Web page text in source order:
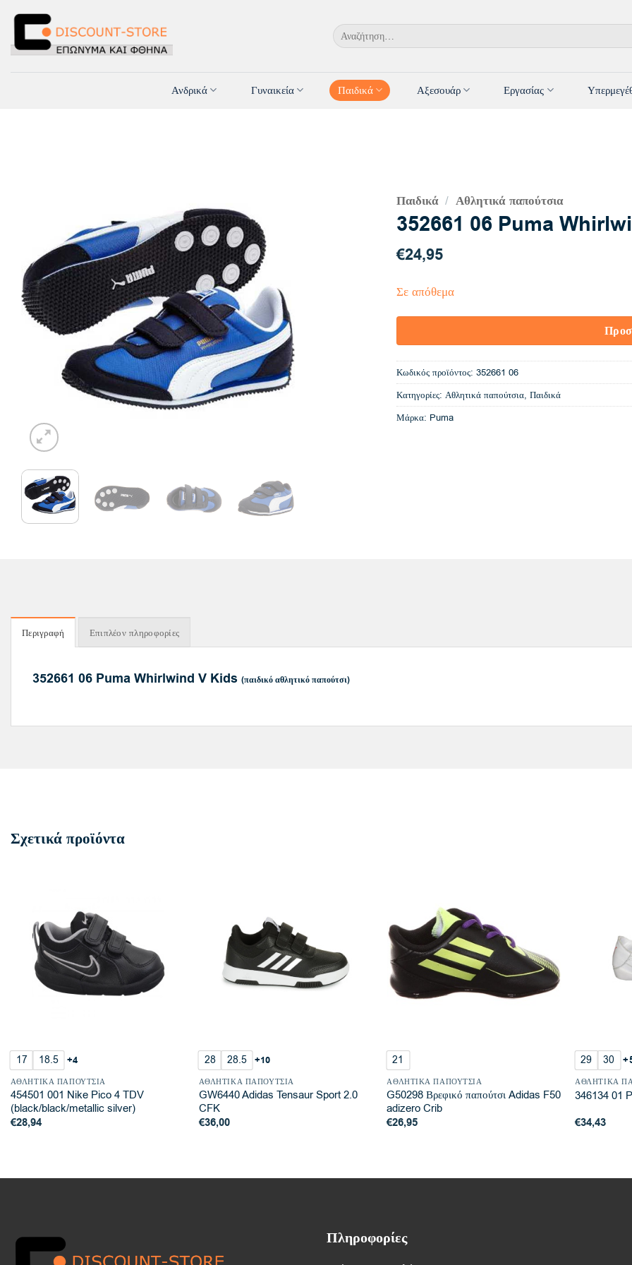
στο
περιεχόμενο
Αναζήτηση
για:
Ανδρικά Γυναικεία Παιδικά Αξεσουάρ Εργασίας
Παιδικά / Αθλητικά παπούτσια
352661 06 Puma
€24,95
Σε απόθεμα
Κωδικός προϊόντος: 352661 06
Κατηγορίες: Αθλητικά παπούτσια, Παιδικά
Μάρκα: Puma
Περιγραφή Επιπλέον πληροφορίες
352661 06 Puma Whirlwind V Kids (παιδικό αθλητικό παπούτσι)
Σχετικά προϊόντα
17 18.5 +4
ΑΘΛΗΤΙΚΆ ΠΑΠΟΎΤΣΙΑ
454501 001 Nike Pico 4 TDV
(black/black/metallic silver)
€28,94
28 28.5 +10
ΑΘΛΗΤΙΚΆ ΠΑΠΟΎΤΣΙΑ
GW6440 Adidas Tensaur Sport 2.0
CFK
€36,00
21
ΑΘΛΗΤΙΚΆ ΠΑΠΟΎΤΣΙΑ
G50298 Βρεφικό παπούτσι Adidas F50
adizero Crib
€26,95
29 30
ΑΘΛΗΤΙΚΆ
346134 01
€34,43
Πληροφορίες